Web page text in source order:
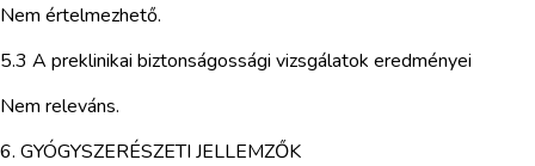
Nem értelmezhető.
5.3 A preklinikai biztonságossági vizsgálatok eredményei
Nem releváns.
6. GYÓGYSZERÉSZETI JELLEMZŐK